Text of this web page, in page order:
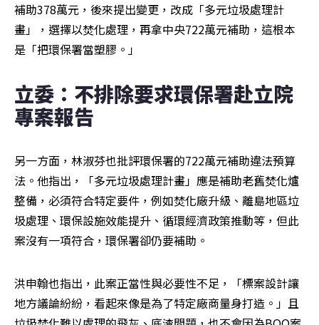
補助378萬元，後來提出變更，改成「多元垃圾處理計
畫」，選擇以焚化處理，再拿中央722萬元補助，這根本
是「把環保署當塑膠。」
立委：不排除要求環保署赴立院
專案報告
另一方面，林淑芬也批評環保署的722萬元補助違法預算
法。他指出，「多元垃圾處理計畫」應是補助老舊焚化爐
整備，必須符合特定要件，例如焚化廠升級、離島地區垃
圾處理、環保設施效能提升、循環經濟政策推動等，但此
案沒有一項符合，環保署卻仍要補助。
洪申翰也指出，此案正當性與必要性不足，「標案設計讓
地方議論紛紛，看起來像是為了特定廠商量身打造。」且